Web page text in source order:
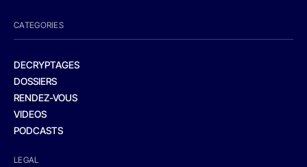
CATEGORIES
DECRYPTAGES
DOSSIERS
RENDEZ-VOUS
VIDEOS
PODCASTS
LEGAL